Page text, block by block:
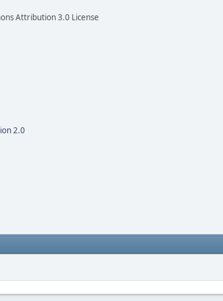
Attribution 3.0 License
2.0